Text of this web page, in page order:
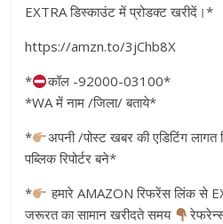
EXTRA डिस्काउंट में प्रोडक्ट खरीदें।*
https://amzn.to/3jChb8X
*
कॉल -92000-03100*
*WA में नाम /जिला/ बताये*
*
अपनी /पोस्ट खबर की एडिटिंग
पब्लिक रिपोर्टर बने*
*
हमारे AMAZON रिफरेंस लिंक से
जरूरत का सामान खरीदते समय